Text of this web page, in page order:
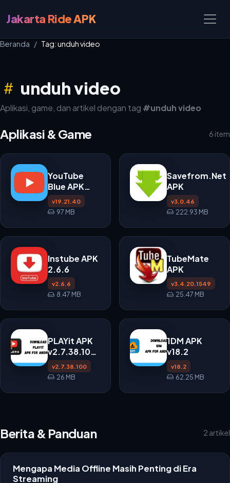
Jakarta Ride APK
Beranda Tag: unduh video
unduh video
Aplikasi, game, dan artikel dengan tag #unduh video
Aplikasi & Game 6 item
YouTube
Blue APK
v19.21.40
v19.21.40
97 MB
Savefrom.Net
APK
v3.0.46
222.93 MB
Instube APK
2.6.6
v2.6.6
8.47 MB
TubeMate
APK
v3.4.20.1549
25.47 MB
PLAYit APK
v2.7.38.100
untuk
Android
v2.7.38.100
26 MB
1DM APK
v18.2
v18.2
62.25 MB
Berita & Panduan 2 artikel
Mengapa Media Offline Masih Penting di Era
Streaming